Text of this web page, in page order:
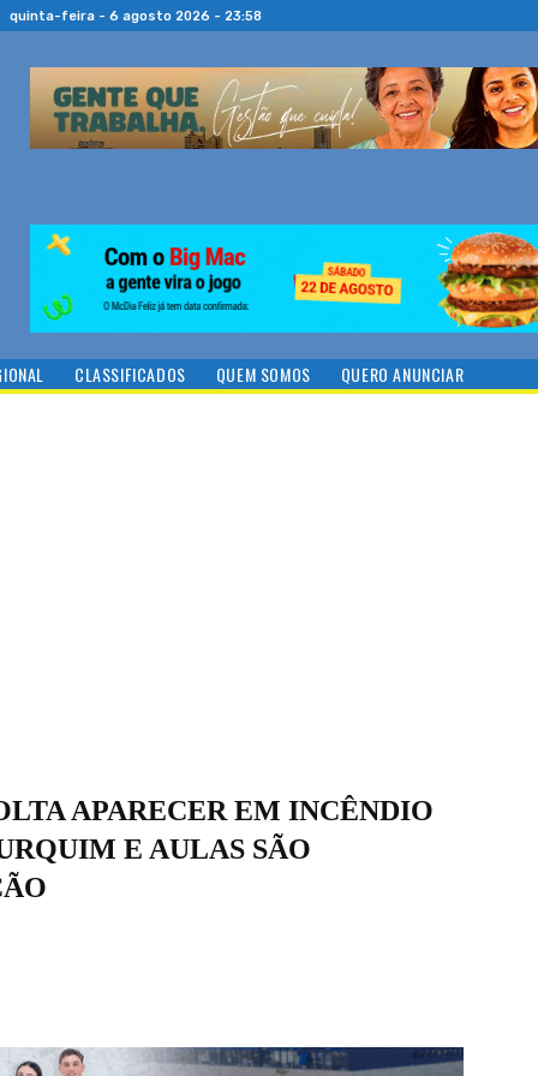
quinta-feira - 6 agosto 2026 - 23:58
CLASSIFICADOS QUEM SOMOS QUERO ANUNCIAR
APARECER EM INCÊNDIO
E AULAS SÃO